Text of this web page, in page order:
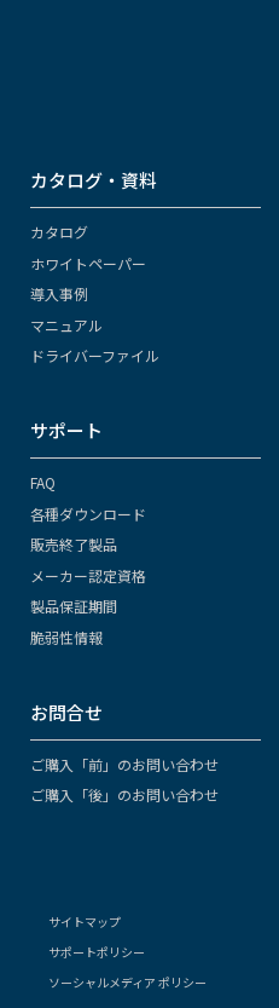
カタログ・資料
カタログ
ホワイトペーパー
導入事例
マニュアル
ドライバーファイル
サポート
FAQ
各種ダウンロード
販売終了製品
メーカー認定資格
製品保証期間
脆弱性情報
お問合せ
ご購入「前」のお問い合わせ
ご購入「後」のお問い合わせ
サイトマップ
サポートポリシー
ソーシャルメディア ポリシー